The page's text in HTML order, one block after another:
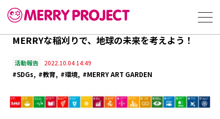
MERRYな稲刈りで、地球の未来を考えよう！
活動報告 2022.10.04 14:49
#SDGs #教育 #環境 #MERRY ART GARDEN